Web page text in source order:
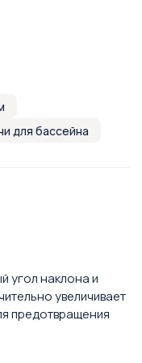
для бассейна
угол наклона и
увеличивает
предотвращения